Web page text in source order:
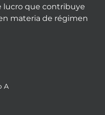
lucro que contribuye
materia de régimen
A